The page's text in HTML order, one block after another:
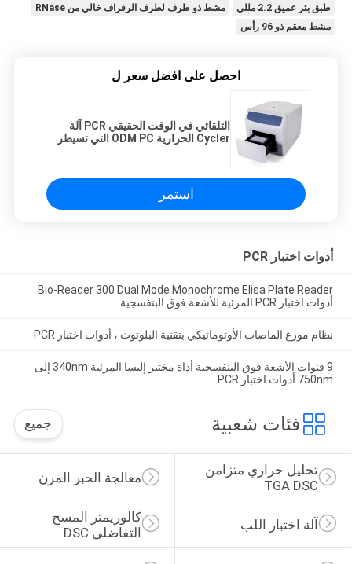
طبق بئر عميق 2.2 مللي
مشط ذو طرف لطرف الرفراف خالي من RNase
مشط معقم ذو 96 رأس
احصل على افضل سعر ل
التلقائي في الوقت الحقيقي PCR آلة
Cycler الحرارية ODM PC التي تسيطر
استمر
أدوات اختبار PCR
Bio-Reader 300 Dual Mode Monochrome Elisa Plate Reader
أدوات اختبار PCR المرئية للأشعة فوق البنفسجية
نظام موزع الماصات الأوتوماتيكي بتقنية البلوتوث ، أدوات اختبار PCR
9 قنوات الأشعة فوق البنفسجية أداة مختبر إليسا المرئية 340nm إلى
750nm أدوات اختبار PCR
فئات شعبية جميع
معالجة الحبر المرن
تحليل حراري متزامن
TGA DSC
كالوريمتر المسح
التفاضلي DSC
آلة اختبار اللب